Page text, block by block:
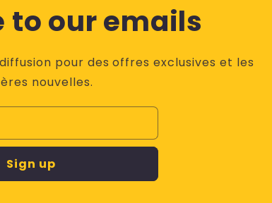
to our emails
pour des offres exclusives et les
nouvelles.
Sign up